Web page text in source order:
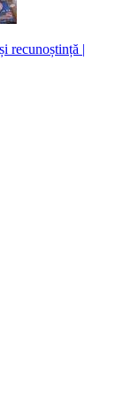
recunoștință |